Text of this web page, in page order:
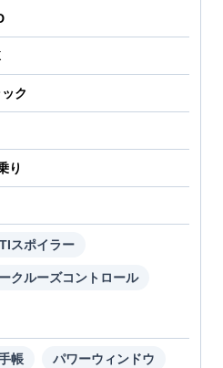
ク
り
スポイラー
クルーズコントロール
帳 パワーウィンドウ